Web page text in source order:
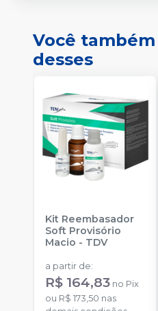
Você
desses
Kit Reembasador
Soft Provisório
Macio - TDV
a partir de:
R$ 164,83 no Pix
ou R$ 173,50 nas